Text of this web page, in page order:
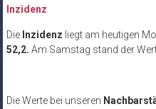
Inzidenz
Die Inzidenz liegt am heutigen
52,2. Am Samstag stand der
Die Werte bei unseren